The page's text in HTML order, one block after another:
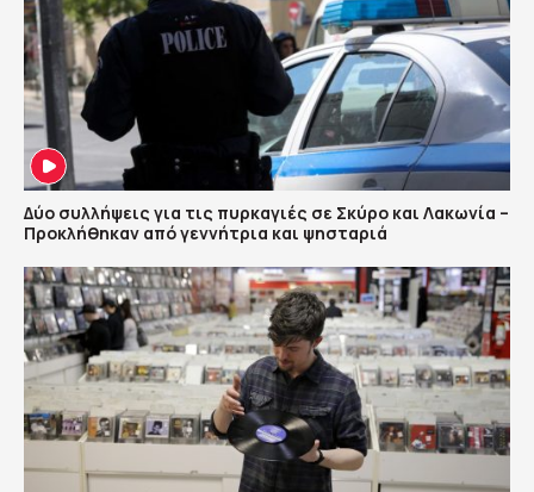
Δύο συλλήψεις για τις πυρκαγιές σε Σκύρο και Λακωνία –
Προκλήθηκαν από γεννήτρια και ψησταριά